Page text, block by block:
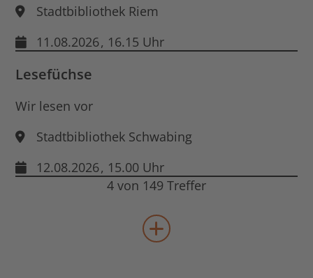
Stadtbibliothek Riem
11.08.2026, 16.15 Uhr
Lesefüchse
Wir lesen vor
Stadtbibliothek Schwabing
12.08.2026, 15.00 Uhr
4 von 149 Treffer
mehr Veranstaltungen